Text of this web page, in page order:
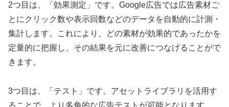
2つ目は、「効果測定」です。Google広告では広告素材ご
とにクリック数や表示回数などのデータを自動的に計測・
集計します。これにより、どの素材が効果的であったかを
定量的に把握し、その結果を元に改善につなげることがで
きます。
3つ目は、「テスト」です。アセットライブラリを活用す
ることで、より多角的な広告テストが可能となります。